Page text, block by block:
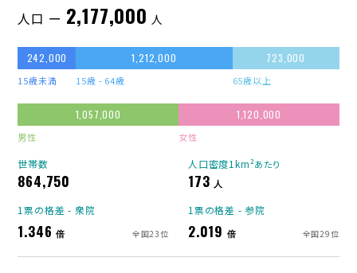
人口 ー 2,177,000 人
242,000
15歳未満
1,212,000
15歳 - 64歳
723,000
65歳以上
1,057,000
男性
1,120,000
女性
世帯数
864,750
人口密度1km²あたり
173 人
1票の格差 - 衆院
1.346 倍 全国23位
1票の格差 - 参院
2.019 倍 全国29位